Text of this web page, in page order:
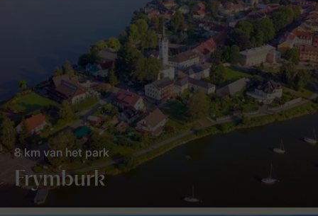
Frymburk
8 km van het park